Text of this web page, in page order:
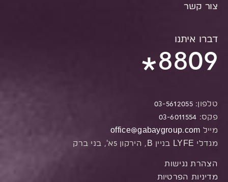
צור קשר
דברו איתנו
8809
*
טלפון:03-5612055
פקס: 03-6011554
מייל office@gabaygroup.com
מגדלי LYFE בניין B, הירקון 5א', בני ברק
הצהרת נגישות
מדיניות הפרטיות